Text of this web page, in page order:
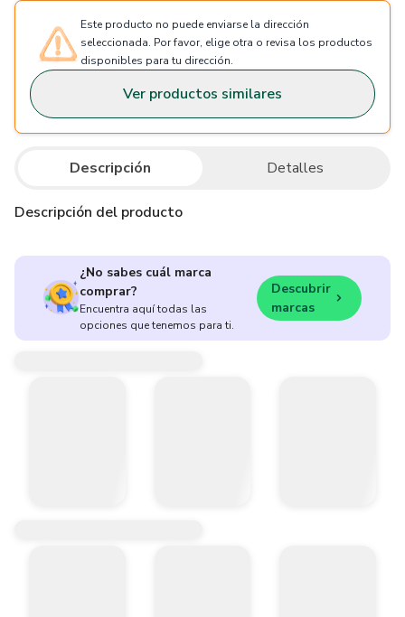
Este producto no puede enviarse la dirección
seleccionada. Por favor, elige otra o revisa los productos
disponibles para tu dirección.
Ver productos similares
Descripción Detalles
Descripción del producto
¿No sabes cuál marca
comprar?
Encuentra aquí todas las
opciones que tenemos para ti.
Descubrir
marcas